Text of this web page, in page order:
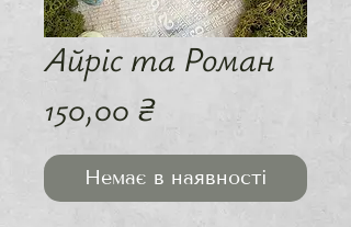
Айріс та Роман
150,00 ₴Ціна
Немає в наявності